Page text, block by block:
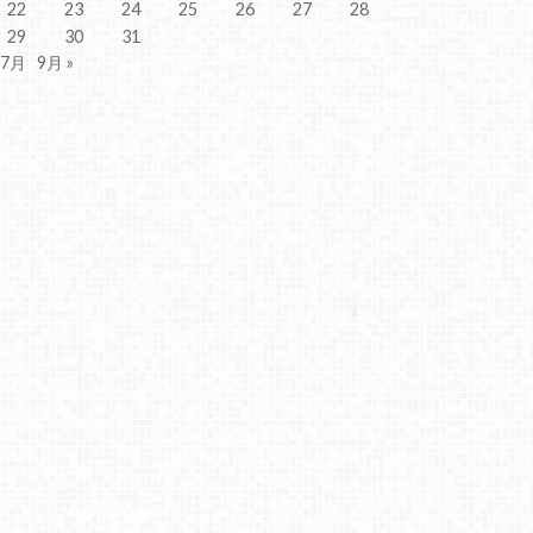
22 23 24 25 26 27
28
29
30
31
月
9月 »